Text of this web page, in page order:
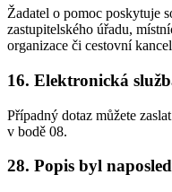
Žadatel o pomoc poskytuje
zastupitelského úřadu,
organizace či cestovní
16. Elektronická
Případný dotaz můžete
v bodě 08.
28. Popis byl